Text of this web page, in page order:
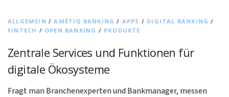
ALLGEMEIN /AMÉTIQ BANKING / APPS / DIGITAL BANKING /
FINTECH / OPEN BANKING / PRODUKTE
Zentrale Services und Funktionen für
digitale Ökosysteme
Fragt man Branchenexperten und Bankmanager, messen